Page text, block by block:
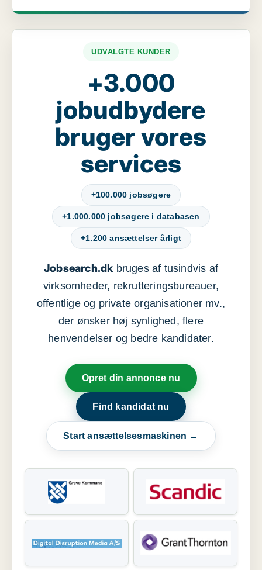
UDVALGTE KUNDER
+3.000
jobudbydere
bruger vores
services
+100.000 jobsøgere
+1.000.000 jobsøgere i databasen
+1.200 ansættelser årligt
Jobsearch.dkbruges af tusindvis af
virksomheder, rekrutteringsbureauer,
offentlige og private organisationer mv.,
der ønsker høj synlighed, flere
henvendelser og bedre kandidater.
Opret din annonce nu
Find kandidat nu
Start ansættelsesmaskinen →